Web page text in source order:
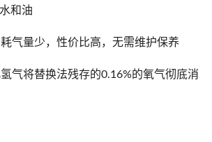
和油
气量少，性价比高，无需维护保养
气将替换法残存的0.16%的氧气彻底消